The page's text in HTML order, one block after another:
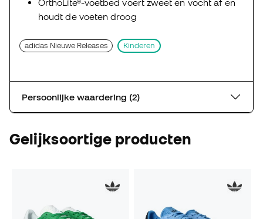
houdt de voeten droog
adidas Nieuwe Releases Kinderen
Persoonlijke waardering (2)
Gelijksoortige producten